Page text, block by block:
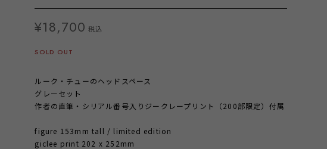
¥18,700 税込
SOLD OUT
ルーク・チューのヘッドスペース
グレーセット
作者の直筆・シリアル番号入りジークレープリント（200部限定）付属
figure 153mm tall / limited edition
giclee print 202 x 252mm